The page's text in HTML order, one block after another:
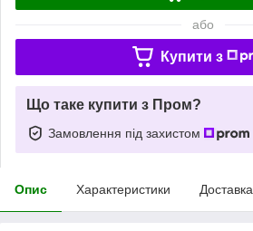
або
Купити з
Що таке купити з Пром?
Замовлення під захистом
Опис Характеристики Доставка